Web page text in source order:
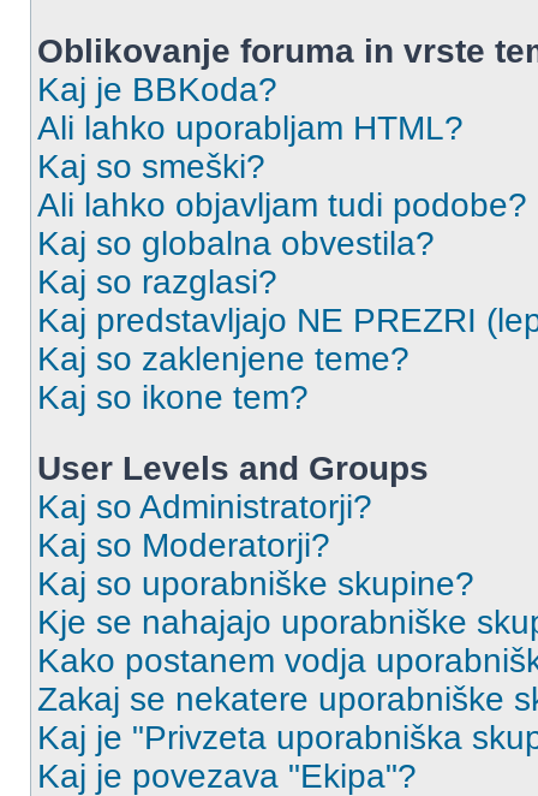
Oblikovanje foruma in vrste
Kaj je BBKoda?
Ali lahko uporabljam HTML?
Kaj so smeški?
Ali lahko objavljam tudi podobe?
Kaj so globalna obvestila?
Kaj so razglasi?
Kaj predstavljajo NE PREZRI
Kaj so zaklenjene teme?
Kaj so ikone tem?
User Levels and Groups
Kaj so Administratorji?
Kaj so Moderatorji?
Kaj so uporabniške skupine?
Kje se nahajajo uporabniške
Kako postanem vodja
Zakaj se nekatere uporabniške
Kaj je "Privzeta uporabniška
Kaj je povezava "Ekipa"?